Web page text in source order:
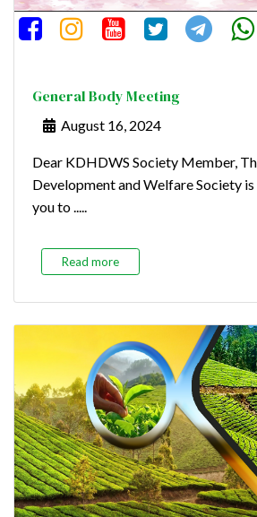
General Body Meeting
August 16, 2024
Dear KDHDWS Society Member,
Development and Welfare Society
you to .....
Read more